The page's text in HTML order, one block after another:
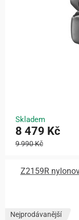
Skladem
8 479 Kč
9 990 Kč
Z2159R
Nejprodávanější